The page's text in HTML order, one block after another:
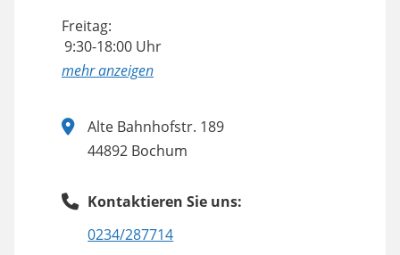
Freitag:
9:30-18:00 Uhr
anzeigen
Alte Bahnhofstr. 189
44892 Bochum
Kontaktieren Sie uns:
0234/287714